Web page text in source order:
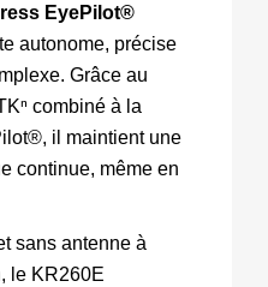
EyePilot®
autonome, précise
Grâce au
combiné à la
il maintient une
continue, même en
sans antenne à
le KR260E